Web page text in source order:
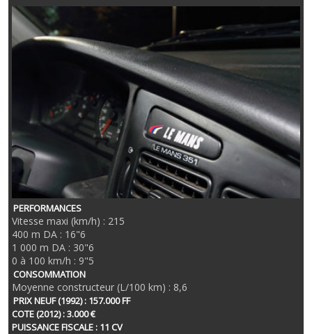
PERFORMANCES
Vitesse maxi (km/h) : 215
400 m DA : 16"6
1 000 m DA : 30"6
0 à 100 km/h : 9"5
CONSOMMATION
Moyenne constructeur (L/100 km) : 8,6
PRIX NEUF (1992) : 157.000 FF
COTE (2012) : 3.000 €
PUISSANCE FISCALE : 11 CV